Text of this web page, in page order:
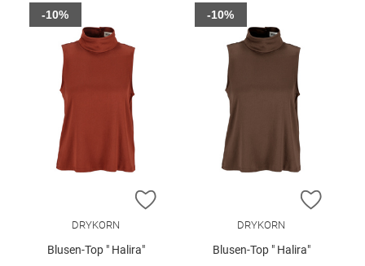
ZUR WUNSCHLISTE HINZUFÜGEN
DRYKORN
Blusen-Top " Halira"
-10%
ZUR
DRYKORN
Blusen-Top " Halira"
-10%